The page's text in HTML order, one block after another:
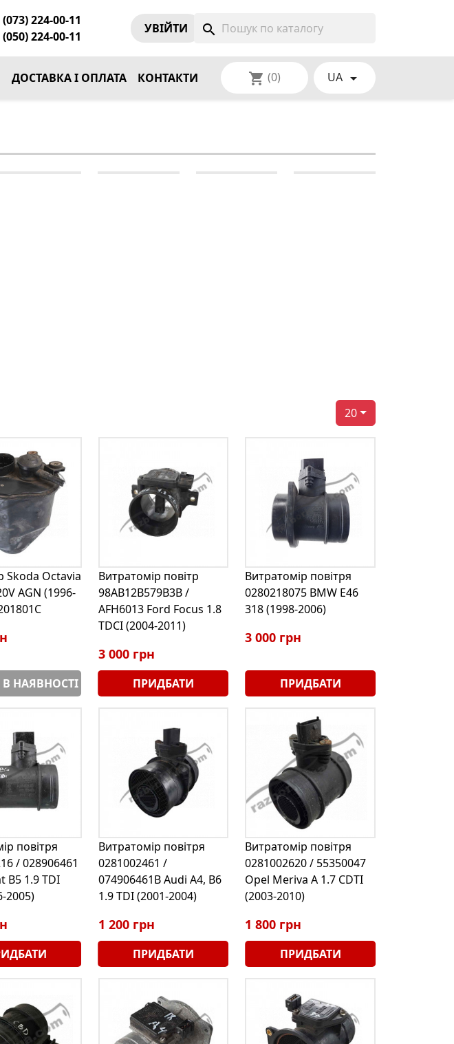
224-00-11
224-00-11
УВIЙТИ search
ДОСТАВКА І ОПЛАТА КОНТАКТИ shopping_cart (0) UA 
20
Skoda Octavia
AGN (1996-
НАЯВНОСТІ
Витратомір повітр
98AB12B579B3B /
AFH6013 Ford Focus 1.8
TDCI (2004-2011)
3 000 грн
ПРИДБАТИ
Витратомір повітря
0280218075 BMW E46
318 (1998-2006)
3 000 грн
ПРИДБАТИ
повітря
/ 028906461
B5 1.9 TDI
2005)
Витратомір повітря
0281002461 /
074906461B Audi A4, B6
1.9 TDI (2001-2004)
1 200 грн
ПРИДБАТИ
Витратомір повітря
0281002620 / 55350047
Opel Meriva A 1.7 CDTI
(2003-2010)
1 800 грн
ПРИДБАТИ